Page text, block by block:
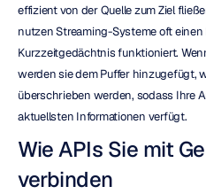
effizient von der Quelle zum Ziel
nutzen Streaming-Systeme oft
Kurzzeitgedächtnis funktioniert.
werden sie dem Puffer hinzugefügt,
überschrieben werden, sodass Ihre
aktuellsten Informationen verfügt.
Wie APIs Sie mit
verbinden